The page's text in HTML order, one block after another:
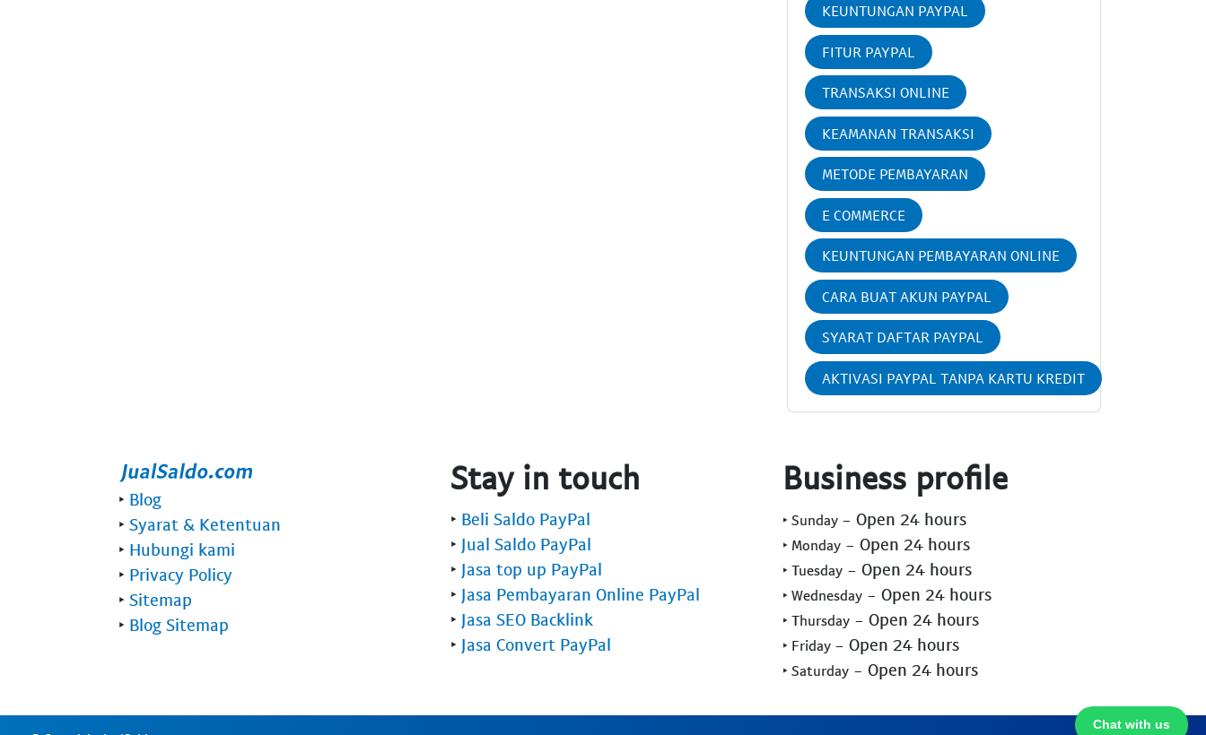
KEUNTUNGAN PAYPAL
FITUR PAYPAL
TRANSAKSI ONLINE
KEAMANAN TRANSAKSI
METODE PEMBAYARAN
E COMMERCE
KEUNTUNGAN PEMBAYARAN ONLINE
CARA BUAT AKUN PAYPAL
SYARAT DAFTAR PAYPAL
AKTIVASI PAYPAL TANPA KARTU KREDIT
Chat with us
‣ Blog
‣ Syarat & Ketentuan
‣ Hubungi kami
‣ Privacy Policy
‣ Sitemap
‣ Blog Sitemap
Stay in touch
‣ Beli Saldo PayPal
‣ Jual Saldo PayPal
‣ Jasa top up PayPal
‣ Jasa Pembayaran Online PayPal
‣ Jasa SEO Backlink
‣ Jasa Convert PayPal
Business profile
‣ Sunday - Open 24 hours
‣ Monday - Open 24 hours
‣ Tuesday - Open 24 hours
‣ Wednesday - Open 24 hours
‣ Thursday - Open 24 hours
‣ Friday - Open 24 hours
‣ Saturday - Open 24 hours